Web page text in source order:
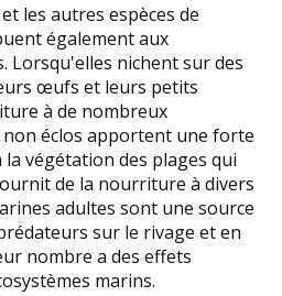
les autres espèces de
également aux
Lorsqu'elles nichent sur des
œufs et leurs petits
à de nombreux
éclos apportent une forte
végétation des plages qui
de la nourriture à divers
adultes sont une source
sur le rivage et en
nombre a des effets
marins.